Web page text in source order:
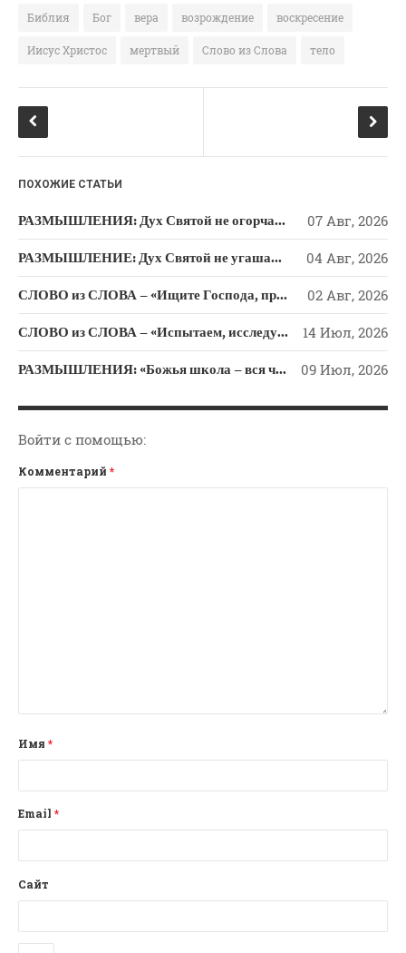
Книга "Второе Пришествие
Мини-Проповеди
Проповедь-Аудио
Проповедь-Видео
Размышления
Пришествие ИХ"
Семинары Для Лидеров/
Служителей
e
b
o
o
kl
a
ki
te
r
Библия Бог вера возрождение воскресение
Иисус Христос мертвый Слово из Слова тело
ПОХОЖИЕ СТАТЬИ
РАЗМЫШЛЕНИЯ: Дух Святой не огорчайте и не оскорбляйте! 07 Авг, 2026
РАЗМЫШЛЕНИЕ: Дух Святой не угашайте! 04 Авг, 2026
СЛОВО из СЛОВА – «Ищите Господа, призывайте Его» (Исаии 55) 02 Авг, 2026
СЛОВО из СЛОВА – «Испытаем, исследуем пути свои и обратимся к Господу» 14 Июл, 2026
РАЗМЫШЛЕНИЯ: «Божья школа – вся человеческая жизнь» 09 Июл, 2026
Войти с помощью:
Комментарий *
Имя *
Email *
Сайт